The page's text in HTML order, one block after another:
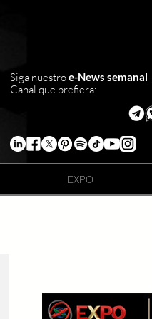
Siga nuestroe-News semanal
Canal que prefiera:
EXPO